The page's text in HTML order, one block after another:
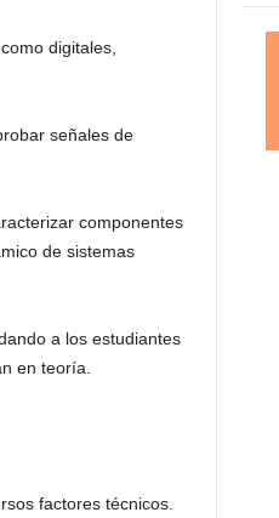
digitales,
señales de
componentes
de sistemas
a los estudiantes
en teoría.
factores técnicos.